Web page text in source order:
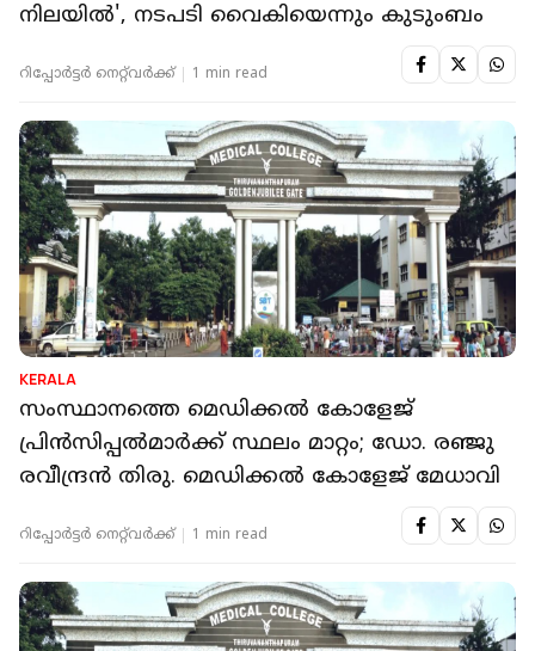
നിലയില്‍', നടപടി വൈകിയെന്നും കുടുംബം
റിപ്പോർട്ടർ നെറ്റ്‌വര്‍ക്ക്‌ 1 min read
KERALA
സംസ്ഥാനത്തെ മെഡിക്കൽ കോളേജ്
പ്രിൻസിപ്പൽമാർക്ക് സ്ഥലം മാറ്റം; ഡോ. രഞ്ജു
രവീന്ദ്രൻ തിരു. മെഡിക്കൽ കോളേജ് മേധാവി
റിപ്പോർട്ടർ നെറ്റ്‌വര്‍ക്ക്‌ 1 min read